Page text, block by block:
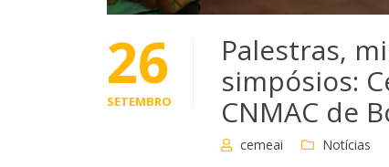
26
SETEMBRO
Palestras,
simpósios:
CNMAC de
cemeai Notícias